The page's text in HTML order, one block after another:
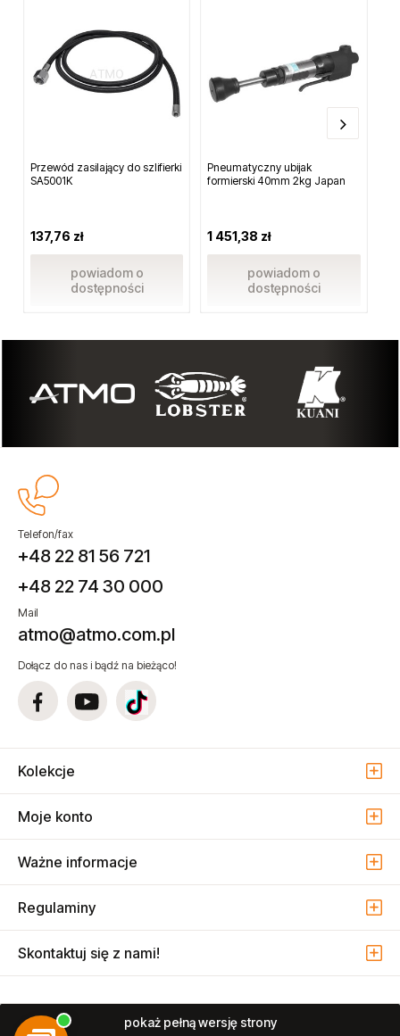
Przewód zasilający do szlifierki
SA5001K
137,76 zł
powiadom o
dostępności
Pneumatyczny ubijak
formierski 40mm 2kg Japan
1 451,38 zł
powiadom o
dostępności
Telefon/fax
+48 22 81 56 721
+48 22 74 30 000
Mail
atmo@atmo.com.pl
Dołącz do nas i bądź na bieżąco!
Kolekcje
Moje konto
Ważne informacje
Regulaminy
Skontaktuj się z nami!
pokaż pełną wersję strony